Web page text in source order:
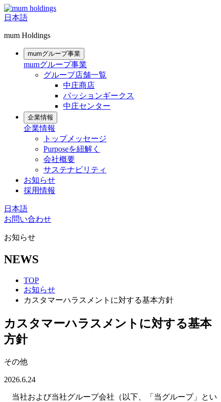
日本語
mum Holdings
mumグループ事業
mumグループ事業
グループ店舗一覧
中庄商店
パッションギークス
中庄センター
企業情報
企業情報
トップメッセージ
Purposeを紐解く
会社概要
サステナビリティ
お知らせ
採用情報
日本語
お問い合わせ
お知らせ
NEWS
TOP
お知らせ
カスタマーハラスメントに対する基本方針
カスタマーハラスメントに対する基本
方針
その他
2026.6.24
当社および当社グループ会社（以下、「当グループ」とい